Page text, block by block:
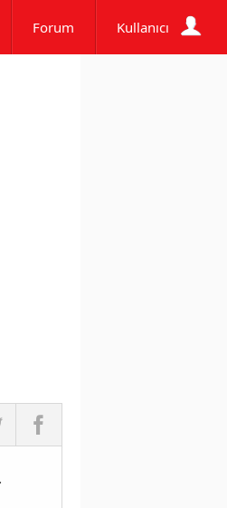
Forum Kullanıcı